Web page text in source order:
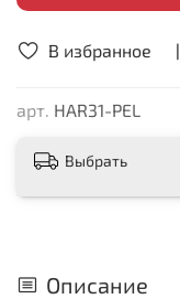
В избранное
арт. HAR31-PEL
Выбрать
Описание